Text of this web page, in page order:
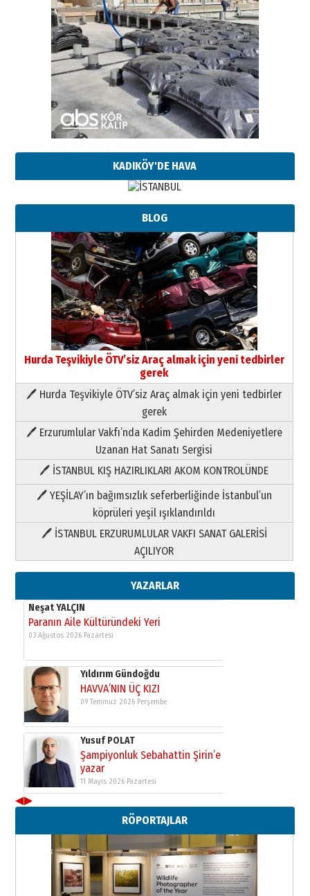
KADIKÖY'DE HAVA
BLOG
Hurda Teşvikiyle ÖTV’siz Araç almak için yeni tedbirler
gerek
🖊 Hurda Teşvikiyle ÖTV’siz Araç almak için yeni tedbirler
gerek
🖊 Erzurumlular Vakfı’nda Kadim Şehirden Medeniyetlere
Uzanan Hat Sanatı Sergisi
🖊 İSTANBUL KIŞ HAZIRLIKLARI AKOM KONTROLÜNDE
🖊 YEŞİLAY’ın bağımsızlık seferberliğinde İstanbul’un
köprüleri yeşil ışıklandırıldı
🖊 İSTANBUL ERZURUMLULAR VAKFI SANAT GALERİSİ
AÇILIYOR
YAZARLAR
Neşat YALÇIN
Paranın Aile Kültüründeki Yeri
03 Ağustos 2026 Pazartesi
Yıldırım Gündoğdu
HAVVA’NIN ÜÇ KIZI
09 Temmuz 2026 Perşembe
Yusuf POLAT
Şampiyonluk Sebahattin Şirin’e
11 Mayıs 2026 Pazartesi
Paranın Aile Kültüründeki Yeri
03 Ağustos 2026 Pazartesi
Yıldırım Gündoğdu
HAVVA’NIN ÜÇ KIZI
Yusuf POLAT
yazar
11 Mayıs 2026 Pazartesi
Paranın Aile Kültüründeki Yeri
03 Ağustos 2026 Pazartesi
HAVVA’NIN ÜÇ KIZI
09 Temmuz 2026 Perşembe
Yusuf POLAT
Şampiyonluk Sebahattin Şirin’e
yazar
11 Mayıs 2026 Pazartesi
◀▶
RÖPORTAJLAR